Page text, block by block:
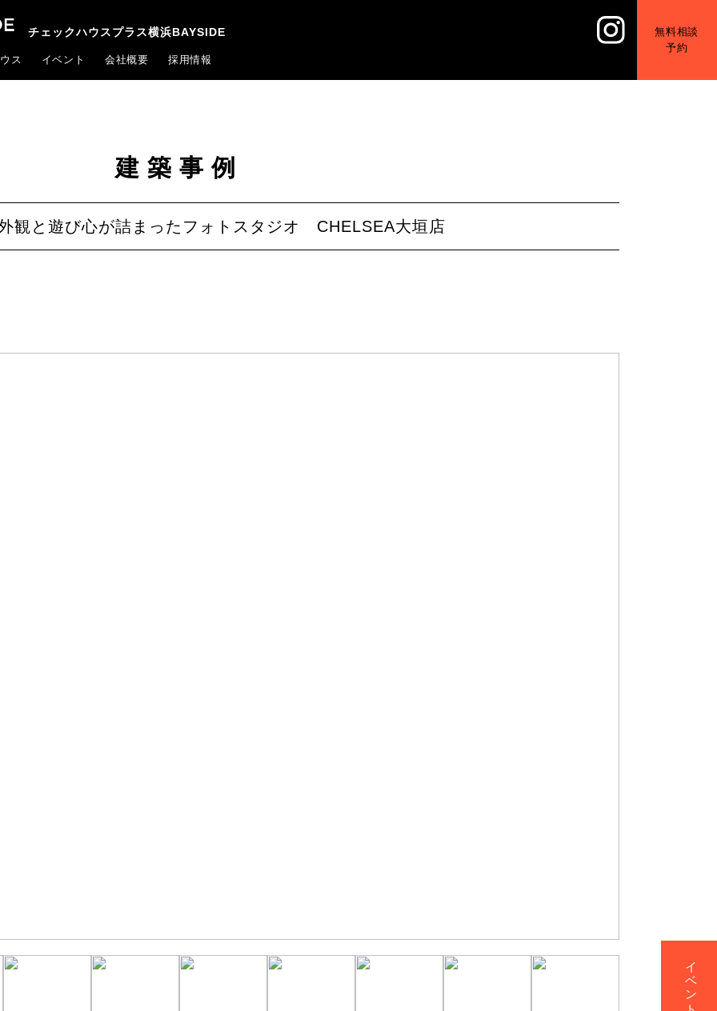
チェックハウスプラス横浜BAYSIDE
ス イベント 会社概要 採用情報
無料相談
予約
建築事例
観と遊び心が詰まったフォトスタジオ CHELSEA大垣店
イベント